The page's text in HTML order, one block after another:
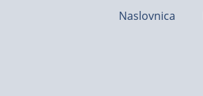
Naslovnica